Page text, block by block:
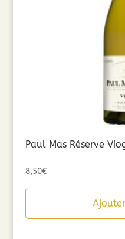
Paul Mas Réserve
8,50€